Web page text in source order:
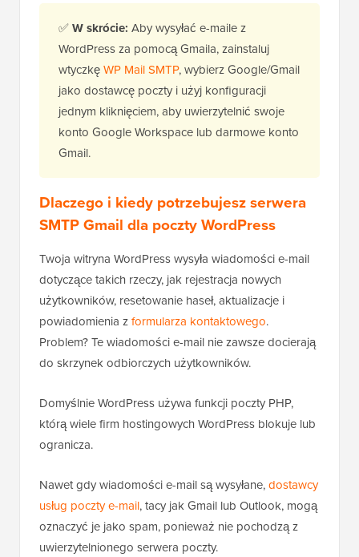
✅W skrócie: Aby wysyłać e-maile z
WordPress za pomocą Gmaila, zainstaluj
wtyczkęWP Mail SMTP, wybierz Google/Gmail
jako dostawcę poczty i użyj konfiguracji
jednym kliknięciem, aby uwierzytelnić swoje
konto Google Workspace lub darmowe konto
Gmail.
Dlaczego i kiedy potrzebujesz serwera
SMTP Gmail dla poczty WordPress
Twoja witryna WordPress wysyła wiadomości e-mail
dotyczące takich rzeczy, jak rejestracja nowych
użytkowników, resetowanie haseł, aktualizacje i
powiadomienia zformularza kontaktowego.
Problem? Te wiadomości e-mail nie zawsze docierają
do skrzynek odbiorczych użytkowników.
Domyślnie WordPress używa funkcji poczty PHP,
którą wiele firm hostingowych WordPress blokuje lub
ogranicza.
Nawet gdy wiadomości e-mail są wysyłane,dostawcy
usług poczty e-mail, tacy jak Gmail lub Outlook, mogą
oznaczyć je jako spam, ponieważ nie pochodzą z
uwierzytelnionego serwera poczty.